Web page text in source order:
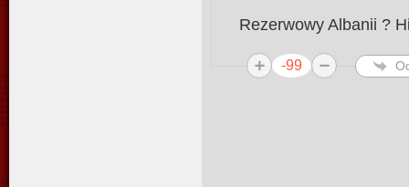
Rezerwowy Albanii ?
-99